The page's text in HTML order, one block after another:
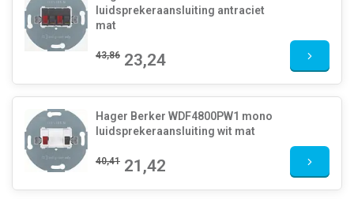
luidsprekeraansluiting antraciet
mat
43,86 23,24
Hager Berker WDF4800PW1 mono
luidsprekeraansluiting wit mat
40,41 21,42